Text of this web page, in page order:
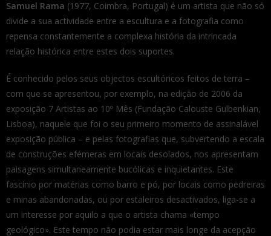
Samuel Rama (1977, Coimbra, Portugal) é um artista que não só
divide a sua actividade entre a escultura e a fotografia como
repensa constantemente a complexa história da intrincada
relação histórica entre estes dois suportes.
É conhecido pelos seus objectos escultóricos feitos de terra –
com que se apresentou, por exemplo, na edição de 2006 da
exposição 7 Artistas ao 10º Mês (Fundação Calouste Gulbenkian,
Lisboa), naquele que foi o seu primeiro momento de assinalável
exposição pública – e pelas fotografias que, subvertendo a escala
de construções efémeras em locais desolados, nos apresentam
paisagens simultaneamente bucólicas e inquietantes. Este
fascínio por matérias como barro e pó, por locais como pedreiras
e minas abandonadas, ou por estaleiros desactivados, liga-se a
um interesse por aquilo a que o artista chama «tempo
geológico». Este tempo não podia estar mais longe da acepção